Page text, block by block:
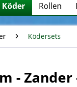
Köder Rollen
Ködersets
-